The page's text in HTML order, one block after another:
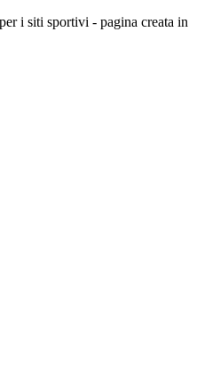
i siti sportivi - pagina creata in